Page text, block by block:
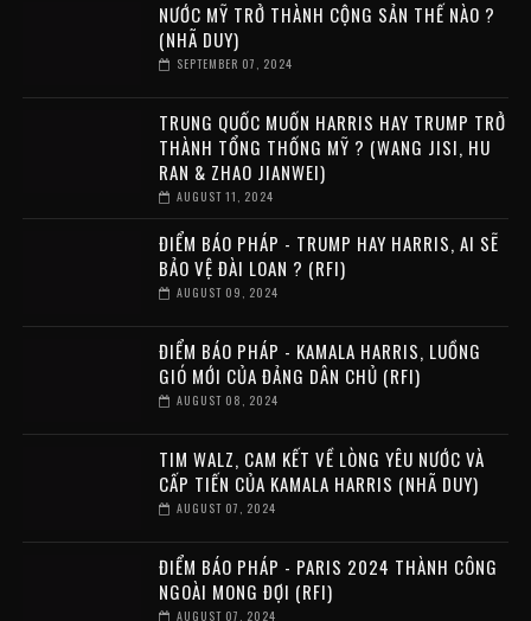
NƯỚC MỸ TRỞ THÀNH CỘNG SẢN THẾ NÀO ?
(NHÃ DUY)
SEPTEMBER 07, 2024
TRUNG QUỐC MUỐN HARRIS HAY TRUMP TRỞ
THÀNH TỔNG THỐNG MỸ ? (WANG JISI, HU
RAN & ZHAO JIANWEI)
AUGUST 11, 2024
ĐIỂM BÁO PHÁP - TRUMP HAY HARRIS, AI SẼ
BẢO VỆ ĐÀI LOAN ? (RFI)
AUGUST 09, 2024
ĐIỂM BÁO PHÁP - KAMALA HARRIS, LUỒNG
GIÓ MỚI CỦA ĐẢNG DÂN CHỦ (RFI)
AUGUST 08, 2024
TIM WALZ, CAM KẾT VỀ LÒNG YÊU NƯỚC VÀ
CẤP TIẾN CỦA KAMALA HARRIS (NHÃ DUY)
AUGUST 07, 2024
ĐIỂM BÁO PHÁP - PARIS 2024 THÀNH CÔNG
NGOÀI MONG ĐỢI (RFI)
AUGUST 07, 2024